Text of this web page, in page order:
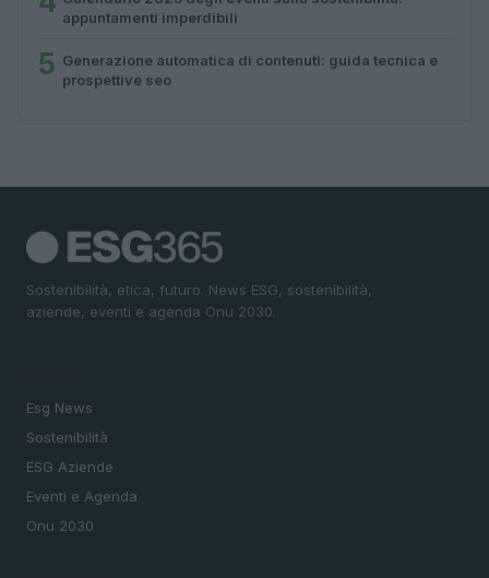
appuntamenti imperdibili
5 Generazione automatica di contenuti: guida tecnica e
prospettive seo
Sostenibilità, etica, futuro. News ESG, sostenibilità,
aziende, eventi e agenda Onu 2030.
Esg News
Sostenibilità
ESG Aziende
Eventi e Agenda
Onu 2030